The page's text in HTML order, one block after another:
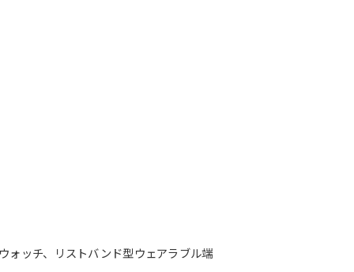
ォッチ、リストバンド型ウェアラブル端